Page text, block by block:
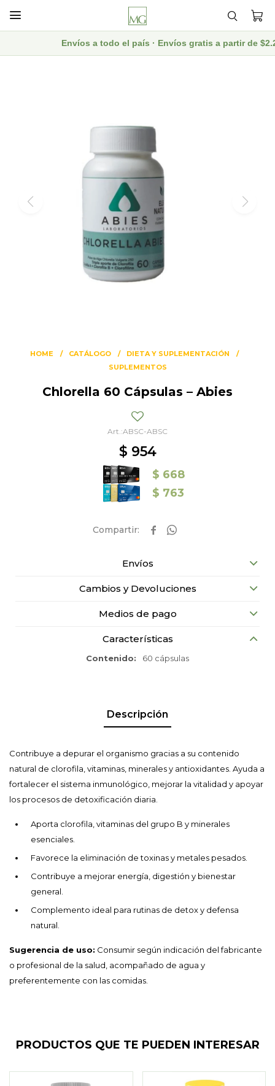

Envíos a todo el país · Envíos gratis a partir de
HOME CATÁLOGO
DIETA Y SUPLEMENTACIÓN
SUPLEMENTOS
Chlorella 60 Cápsulas – Abies
ABSC-ABSC
$ 954
$ 668
$ 763
 
Envíos
Cambios y Devoluciones
Medios de pago
Características
Contenido 60 cápsulas
Descripción
Contribuye a depurar el organismo gracias a su contenido
natural de clorofila, vitaminas, minerales y antioxidantes. Ayuda a
fortalecer el sistema inmunológico, mejorar la vitalidad y apoyar
los procesos de detoxificación diaria.
Aporta clorofila, vitaminas del grupo B y minerales
esenciales.
Favorece la eliminación de toxinas y metales pesados.
Contribuye a mejorar energía, digestión y bienestar
general.
Complemento ideal para rutinas de detox y defensa
natural.
Sugerencia de uso: Consumir según indicación del fabricante
o profesional de la salud, acompañado de agua y
preferentemente con las comidas.
PRODUCTOS QUE TE PUEDEN INTERESAR